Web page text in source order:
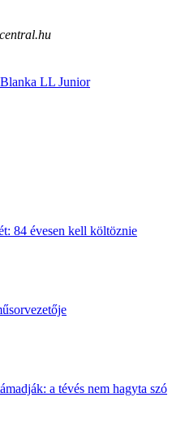
LL Junior
84 évesen kell költöznie
a tévés nem hagyta szó